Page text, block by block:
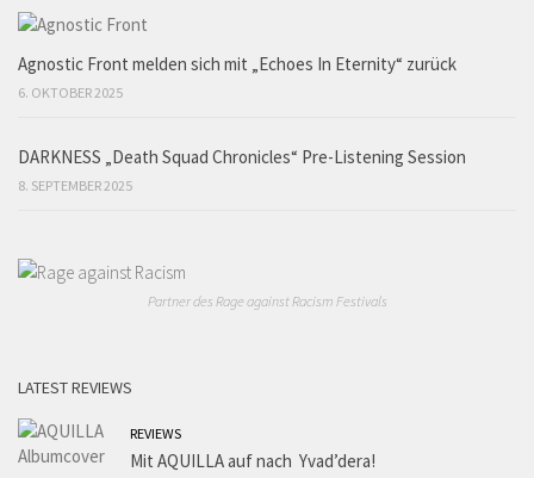
Agnostic Front melden sich mit „Echoes In Eternity“ zurück
6. OKTOBER 2025
DARKNESS „Death Squad Chronicles“ Pre-Listening Session
8. SEPTEMBER 2025
Partner des Rage against Racism Festivals
LATEST REVIEWS
REVIEWS
Mit AQUILLA auf nach Yvad’dera!